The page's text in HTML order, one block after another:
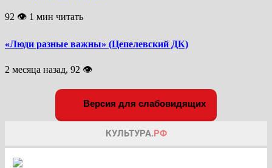
92 👁 1 мин читать
«Люди разные важны» (Цепелевский ДК)
2 месяца назад, 92 👁
Версия для слабовидящих